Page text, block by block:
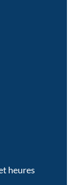
heures